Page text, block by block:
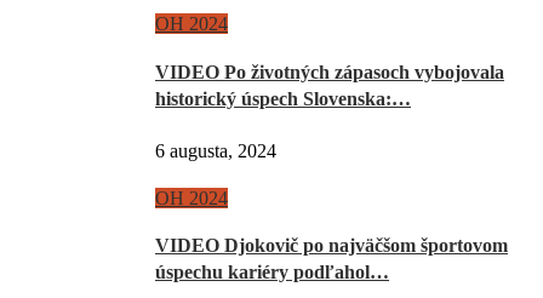
OH 2024
VIDEO Po životných zápasoch vybojovala
historický úspech Slovenska:…
6 augusta, 2024
OH 2024
VIDEO Djokovič po najväčšom športovom
úspechu kariéry podľahol…